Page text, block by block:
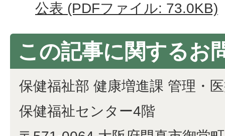
公表 (PDFファイル: 73.0KB)
この記事に関するお
保健福祉部 健康増進課 管理・
保健福祉センター4階